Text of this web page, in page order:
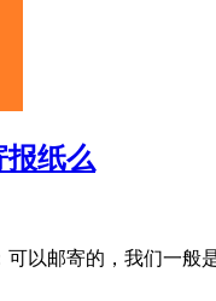
报纸么
以邮寄的，我们一般